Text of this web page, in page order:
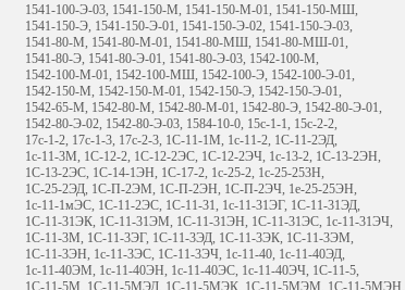
1541-100-Э-03, 1541-150-М, 1541-150-М-01, 1541-150-МШ,
1541-150-Э, 1541-150-Э-01, 1541-150-Э-02, 1541-150-Э-03,
1541-80-М, 1541-80-М-01, 1541-80-МШ, 1541-80-МШ-01,
1541-80-Э, 1541-80-Э-01, 1541-80-Э-03, 1542-100-М,
1542-100-М-01, 1542-100-МШ, 1542-100-Э, 1542-100-Э-01,
1542-150-М, 1542-150-М-01, 1542-150-Э, 1542-150-Э-01,
1542-65-М, 1542-80-М, 1542-80-М-01, 1542-80-Э, 1542-80-Э-01,
1542-80-Э-02, 1542-80-Э-03, 1584-10-0, 15с-1-1, 15с-2-2,
17с-1-2, 17с-1-3, 17с-2-3, 1C-11-1М, 1c-11-2, 1C-11-2ЭД,
1c-11-3М, 1C-12-2, 1C-12-2ЭС, 1C-12-2ЭЧ, 1c-13-2, 1C-13-2ЭН,
1C-13-2ЭС, 1C-14-1ЭН, 1C-17-2, 1c-25-2, 1c-25-253H,
1C-25-2ЭД, 1C-П-2ЭМ, 1C-П-2ЭН, 1C-П-2ЭЧ, 1е-25-25ЭН,
1с-11-1мЭС, 1С-11-2ЭС, 1С-11-31, 1с-11-31ЭГ, 1С-11-31ЭД,
1С-11-31ЭК, 1С-11-31ЭМ, 1С-11-31ЭН, 1С-11-31ЭС, 1с-11-31ЭЧ,
1С-11-3М, 1С-11-3ЭГ, 1С-11-3ЭД, 1С-11-3ЭК, 1С-11-3ЭМ,
1С-11-3ЭН, 1с-11-3ЭС, 1С-11-3ЭЧ, 1с-11-40, 1с-11-40ЭД,
1с-11-40ЭМ, 1с-11-40ЭН, 1с-11-40ЭС, 1с-11-40ЭЧ, 1С-11-5,
1С-11-5М, 1С-11-5МЭД, 1С-11-5МЭК, 1С-11-5МЭМ, 1С-11-5МЭН,